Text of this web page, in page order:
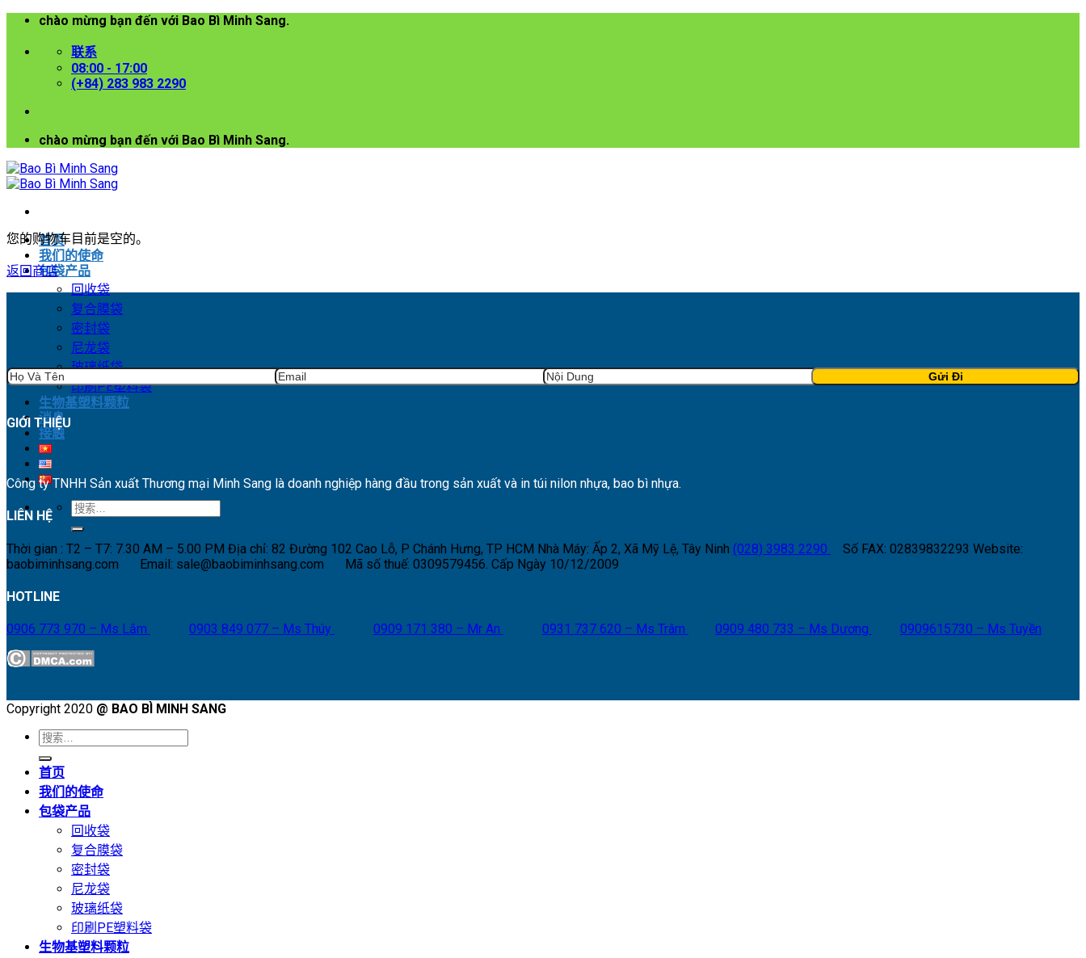
chào mừng bạn đến với Bao Bì Minh Sang.
联系
08:00 - 17:00
(+84) 283 983 2290
chào mừng bạn đến với Bao Bì Minh Sang.
首页
我们的使命
包袋产品
回收袋
复合膜袋
密封袋
尼龙袋
玻璃纸袋
印刷PE塑料袋
生物基塑料颗粒
消息
接触
搜
索：
您的购物车目前是空的。
返回商店
GIỚI THIỆU
Công ty TNHH Sản xuất Thương mại Minh Sang là doanh nghiệp hàng đầu trong sản xuất và in túi nilon nhựa, bao bì nhựa.
LIÊN HỆ
Thời gian : T2 – T7: 7.30 AM – 5.00 PM Địa chỉ: 82 Đường 102 Cao Lỗ, P Chánh Hưng, TP HCM Nhà Máy: Ấp 2, Xã Mỹ Lệ, Tây Ninh (028) 3983 2290 Số FAX: 02839832293 Website:
baobiminhsang.com
Email: sale@baobiminhsang.com Mã số thuế: 0309579456. Cấp Ngày 10/12/2009
HOTLINE
0906 773 970 – Ms Lắm 0903 849 077 – Ms Thúy 0909 171 380 – Mr An 0931 737 620 – Ms Trâm 0909 480 733 – Ms Dương 0909615730 – Ms Tuyền
Copyright 2020 @ BAO BÌ MINH SANG
搜
索：
首页
我们的使命
包袋产品
回收袋
复合膜袋
密封袋
尼龙袋
玻璃纸袋
印刷PE塑料袋
生物基塑料颗粒